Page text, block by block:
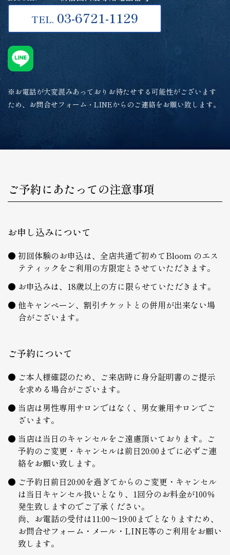
TEL. 03-6721-1129
※お電話が大変混みあっておりお待たせする可能性がございます
ため、お問合せフォーム・LINEからのご連絡をお願い致します。
ご予約にあたっての注意事項
お申し込みについて
初回体験のお申込は、全店共通で初めてBloom のエス
テティックをご利用の方限定とさせていただきます。
お申込みは、18歳以上の方に限らせていただきます。
他キャンペーン、割引チケットとの併用が出来ない場
合がございます。
ご予約について
ご本人様確認のため、ご来店時に身分証明書のご提示
を求める場合がございます。
当店は男性専用サロンではなく、男女兼用サロンでご
ざいます。
当店は当日のキャンセルをご遠慮頂いております。ご
予約のご変更・キャンセルは前日20:00までに必ずご連
絡をお願い致します。
ご予約日前日20:00を過ぎてからのご変更・キャンセル
は当日キャンセル扱いとなり、1回分のお料金が100％
発生致しますのでご了承ください。
尚、お電話の受付は11:00～19:00までとなりますため、
お問合せフォーム・メール・LINE等のご利用をお願い
致します。